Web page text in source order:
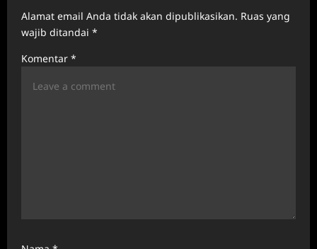
a
t
i
Alamat email Anda tidak akan dipublikasikan. Ruas yang
wajib ditandai *
Komentar *